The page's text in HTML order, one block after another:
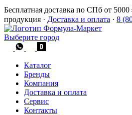
Бесплатная доставка по СПб от 5000
продукция · Доставка и оплата · 8
Выберите город
Каталог
Бренды
Компания
Доставка и оплата
Сервис
Контакты